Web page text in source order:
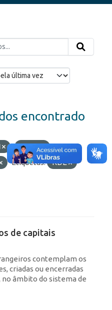
encontrado
HTML
Etiquetas:
RDE
de capitais
contemplam os
criadas ou encerradas
âmbito do sistema de